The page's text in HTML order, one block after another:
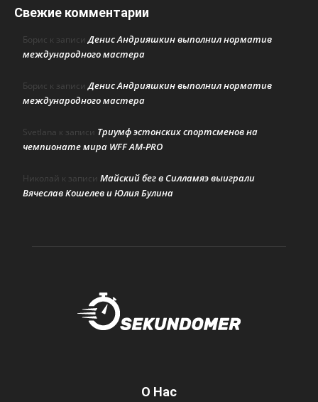
Свежие комментарии
Борис к записиДенис Андрияшкин выполнил норматив
международного мастера
Борис к записиДенис Андрияшкин выполнил норматив
международного мастера
Svetlana к записи Триумф эстонских спортсменов на
чемпионате мира WFF AM-PRO
Николай к записи Майский бег в Силламяэ выиграли
Вячеслав Кошелев и Юлия Булина
О Нас